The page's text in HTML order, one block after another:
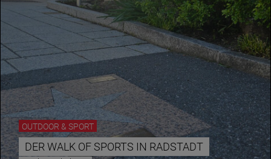
OUTDOOR & SPORT
DER WALK OF SPORTS IN RADSTADT